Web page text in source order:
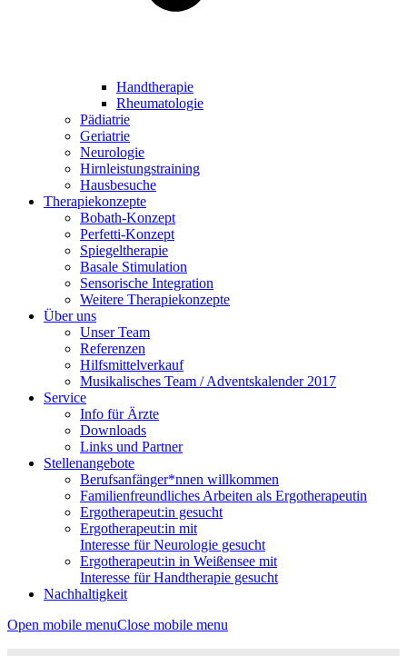
Handtherapie
Rheumatologie
Pädiatrie
Geriatrie
Neurologie
Hirnleistungstraining
Hausbesuche
Therapiekonzepte
Bobath-Konzept
Perfetti-Konzept
Spiegeltherapie
Basale Stimulation
Sensorische Integration
Weitere Therapiekonzepte
Über uns
Unser Team
Referenzen
Hilfsmittelverkauf
Musikalisches Team / Adventskalender 2017
Service
Info für Ärzte
Downloads
Links und Partner
Stellenangebote
Berufsanfänger*nnen willkommen
Familienfreundliches Arbeiten als Ergotherapeutin
Ergotherapeut:in gesucht
Ergotherapeut:in mit
Interesse für Neurologie gesucht
Ergotherapeut:in in Weißensee mit
Interesse für Handtherapie gesucht
Nachhaltigkeit
Open mobile menuClose mobile menu